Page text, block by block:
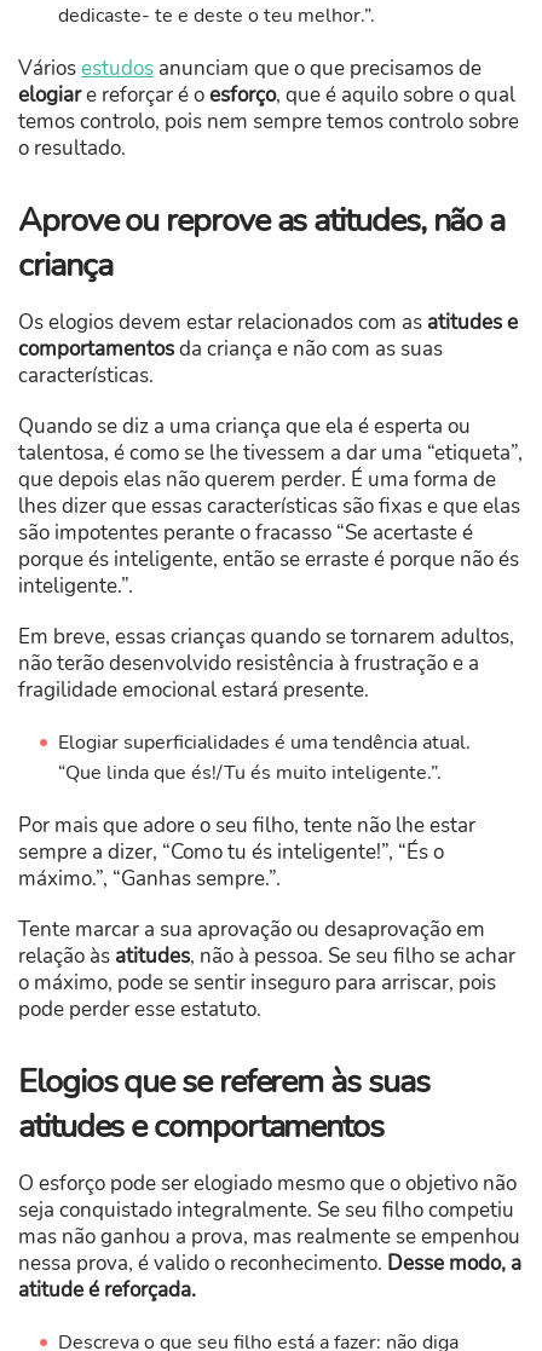
dedicaste- te e deste o teu melhor.”.
Váriosestudos anunciam que o que precisamos de
elogiare reforçar é oesforço, que é aquilo sobre o qual
temos controlo, pois nem sempre temos controlo sobre
o resultado.
Aprove ou reprove as atitudes, não a
criança
Os elogios devem estar relacionados com as atitudes e
comportamentosda criança e não com as suas
características.
Quando se diz a uma criança que ela é esperta ou
talentosa, é como se lhe tivessem a dar uma “etiqueta”,
que depois elas não querem perder. É uma forma de
lhes dizer que essas características são fixas e que elas
são impotentes perante o fracasso “Se acertaste é
porque és inteligente, então se erraste é porque não és
inteligente.”.
Em breve, essas crianças quando se tornarem adultos,
não terão desenvolvido resistência à frustração e a
fragilidade emocional estará presente.
Elogiar superficialidades é uma tendência atual.
“Que linda que és!/Tu és muito inteligente.”.
Por mais que adore o seu filho, tente não lhe estar
sempre a dizer, “Como tu és inteligente!”, “És o
máximo.”, “Ganhas sempre.”.
Tente marcar a sua aprovação ou desaprovação em
relação às atitudes, não à pessoa. Se seu filho se achar
o máximo, pode se sentir inseguro para arriscar, pois
pode perder esse estatuto.
Elogios que se referem às suas
atitudes e comportamentos
O esforço pode ser elogiado mesmo que o objetivo não
seja conquistado integralmente. Se seu filho competiu
mas não ganhou a prova, mas realmente se empenhou
nessa prova, é valido o reconhecimento. Desse modo, a
atitude é reforçada.
Descreva o que seu filho está a fazer: não diga